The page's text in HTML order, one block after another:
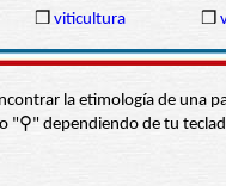
❒ viticultura ❒
la etimología de
"⚲" dependiendo de tu